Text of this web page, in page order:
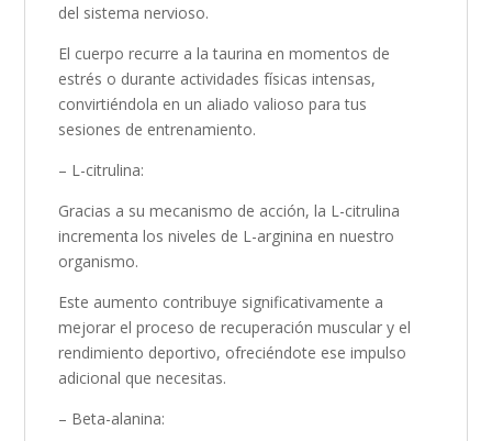
del sistema nervioso.
El cuerpo recurre a la taurina en momentos de
estrés o durante actividades físicas intensas,
convirtiéndola en un aliado valioso para tus
sesiones de entrenamiento.
– L-citrulina:
Gracias a su mecanismo de acción, la L-citrulina
incrementa los niveles de L-arginina en nuestro
organismo.
Este aumento contribuye significativamente a
mejorar el proceso de recuperación muscular y el
rendimiento deportivo, ofreciéndote ese impulso
adicional que necesitas.
– Beta-alanina: